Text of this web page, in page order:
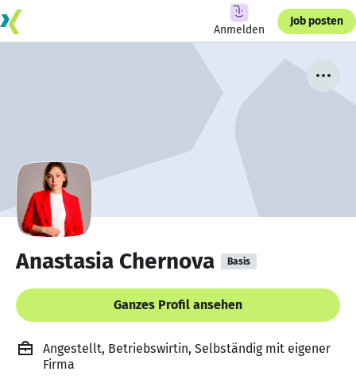
Anmelden
Job posten
Anastasia Chernova Basis
Ganzes Profil ansehen
Angestellt, Betriebswirtin, Selbständig mit eigener
Firma